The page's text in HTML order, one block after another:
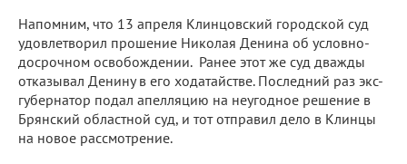
Напомним, что 13 апреля Клинцовский городской суд
удовлетворил прошение Николая Денина об условно-
досрочном освобождении. Ранее этот же суд дважды
отказывал Денину в его ходатайстве. Последний раз экс-
губернатор подал апелляцию на неугодное решение в
Брянский областной суд, и тот отправил дело в Клинцы
на новое рассмотрение.